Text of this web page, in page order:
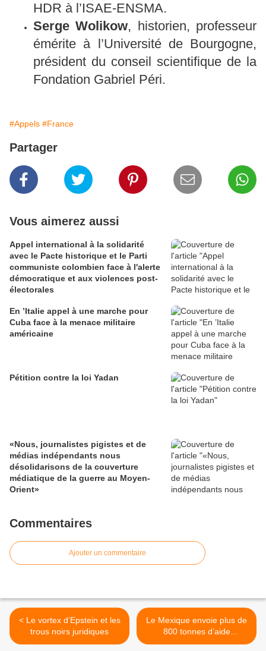
HDR à l’ISAE-ENSMA.
Serge Wolikow, historien, professeur
émérite à l’Université de Bourgogne,
président du conseil scientifique de la
Fondation Gabriel Péri.
#Appels #France
Partager
Vous aimerez aussi
Appel international à la solidarité
avec le Pacte historique et le Parti
communiste colombien face à l'alerte
démocratique et aux violences post-
électorales
En ’Italie appel à une marche pour
Cuba face à la menace militaire
américaine
Pétition contre la loi Yadan
«Nous, journalistes pigistes et de
médias indépendants nous
désolidarisons de la couverture
médiatique de la guerre au Moyen-
Orient»
Commentaires
Ajouter un commentaire
< Le vortex d’Epstein et les
trous noirs juridiques
Le Mexique envoie plus de
800 tonnes d’aide
humanitaire à Cuba >